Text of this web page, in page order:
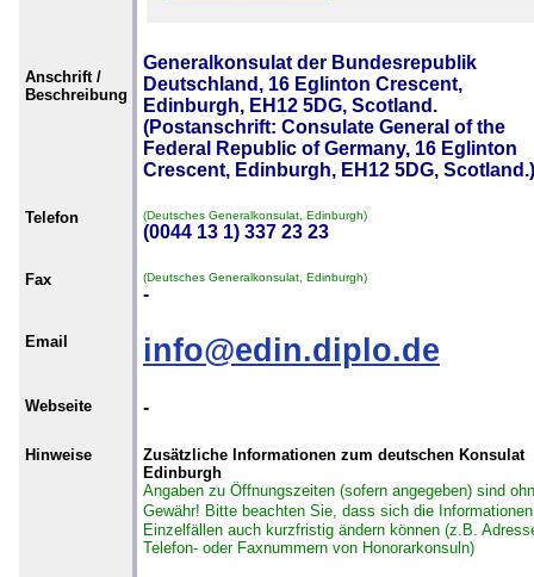
Anschrift /
Beschreibung
Generalkonsulat der Bundesrepublik
Deutschland, 16 Eglinton Crescent,
Edinburgh, EH12 5DG, Scotland.
(Postanschrift: Consulate General of the
Federal Republic of Germany, 16 Eglinton
Crescent, Edinburgh, EH12 5DG, Scotland.)
Telefon (Deutsches Generalkonsulat, Edinburgh)
(0044 13 1) 337 23 23
Fax (Deutsches Generalkonsulat, Edinburgh)
-
Email info@edin.diplo.de
Webseite -
Hinweise
Zusätzliche Informationen zum deutschen Konsulat
Edinburgh
Angaben zu Öffnungszeiten (sofern angegeben) sind
Gewähr! Bitte beachten Sie, dass sich die
Einzelfällen auch kurzfristig ändern können (z.B.
Telefon- oder Faxnummern von Honorarkonsuln)